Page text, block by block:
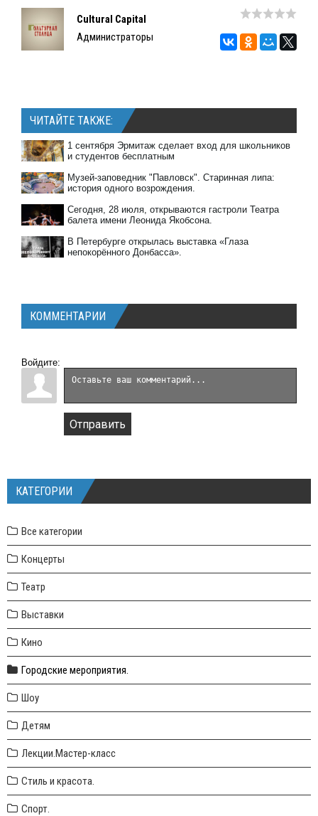
Cultural Capital
Администраторы
ЧИТАЙТЕ ТАКЖЕ:
1 сентября Эрмитаж сделает вход для школьников
и студентов бесплатным
Музей-заповедник "Павловск". Старинная липа:
история одного возрождения.
Сегодня, 28 июля, открываются гастроли Театра
балета имени Леонида Якобсона.
В Петербурге открылась выставка «Глаза
непокорённого Донбасса».
КОММЕНТАРИИ
Войдите:
Отправить
КАТЕГОРИИ
Все категории
Концерты
Театр
Выставки
Кино
Городские мероприятия.
Шоу
Детям
Лекции.Мастер-класс
Стиль и красота.
Спорт.